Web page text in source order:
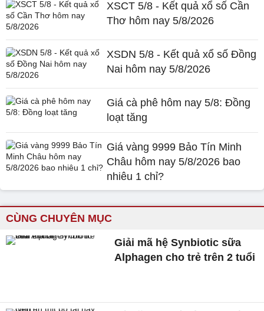
XSCT 5/8 - Kết quả xổ số Cần
Thơ hôm nay 5/8/2026
XSDN 5/8 - Kết quả xổ số Đồng
Nai hôm nay 5/8/2026
Giá cà phê hôm nay 5/8: Đồng
loạt tăng
Giá vàng 9999 Bảo Tín Minh
Châu hôm nay 5/8/2026 bao
nhiêu 1 chỉ?
CÙNG CHUYÊN MỤC
Giải mã hệ Synbiotic sữa
Alphagen cho trẻ trên 2 tuổi